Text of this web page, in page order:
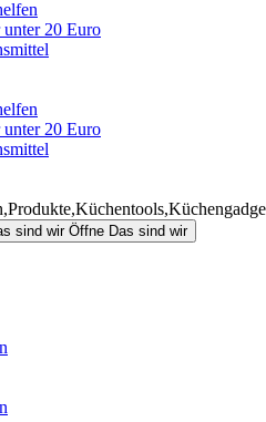
20 Euro
20 Euro
sind wir Öffne Das sind wir